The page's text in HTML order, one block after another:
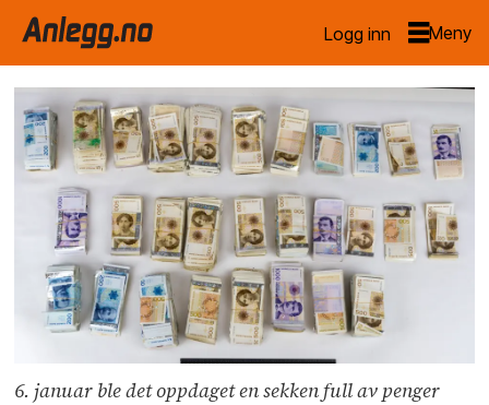
Logg inn
6. januar ble det oppdaget en sekken full av penger